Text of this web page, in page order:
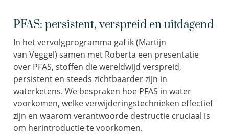
PFAS: persistent, verspreid en uitdagend
In het vervolgprogramma gaf ik (Martijn
van Veggel) samen met Roberta een presentatie
over PFAS, stoffen die wereldwijd verspreid,
persistent en steeds zichtbaarder zijn in
waterketens. We bespraken hoe PFAS in water
voorkomen, welke verwijderingstechnieken effectief
zijn en waarom verantwoorde destructie cruciaal is
om herintroductie te voorkomen.